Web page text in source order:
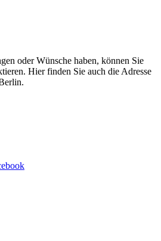
oder Wünsche haben, können Sie
Hier finden Sie auch die Adresse